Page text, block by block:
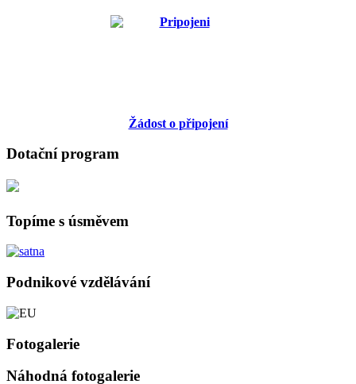
Žádost o připojení
Dotační program
Topíme s úsměvem
Podnikové vzdělávání
Fotogalerie
Náhodná fotogalerie